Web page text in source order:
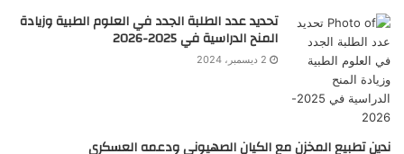
تحديد عدد الطلبة الجدد في العلوم الطبية وزيادة
المنح الدراسية في 2025-2026
2 ديسمبر، 2024
ندين تطبيع المخزن مع الكيان الصهيوني ودعمه العسكري